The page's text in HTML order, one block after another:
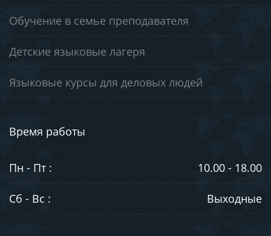
Обучение в семье преподавателя
Детские языковые лагеря
Языковые курсы для деловых людей
Время работы
Пн - Пт : 10.00 - 18.00
Сб - Вс : Выходные